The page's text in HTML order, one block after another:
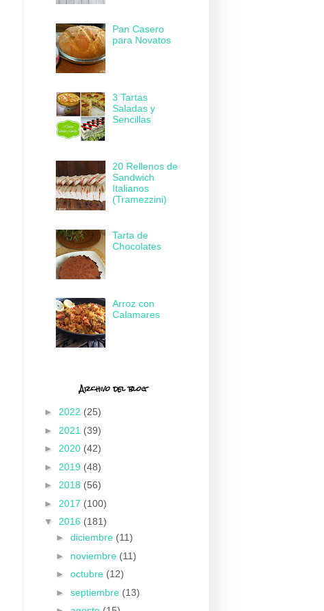
Pan Casero
para Novatos
3 Tartas
Saladas y
Sencillas
20 Rellenos de
Sandwich
Italianos
(Tramezzini)
Tarta de
Chocolates
Arroz con
Calamares
Archivo del blog
► 2022 (25)
► 2021 (39)
► 2020 (42)
► 2019 (48)
► 2018 (56)
► 2017 (100)
▼ 2016 (181)
► diciembre (11)
► noviembre (11)
► octubre (12)
► septiembre (13)